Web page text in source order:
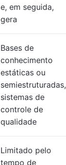
e, em seguida,
gera
Bases de
conhecimento
estáticas ou
semiestruturadas,
sistemas de
controle de
qualidade
Limitado pelo
tempo de